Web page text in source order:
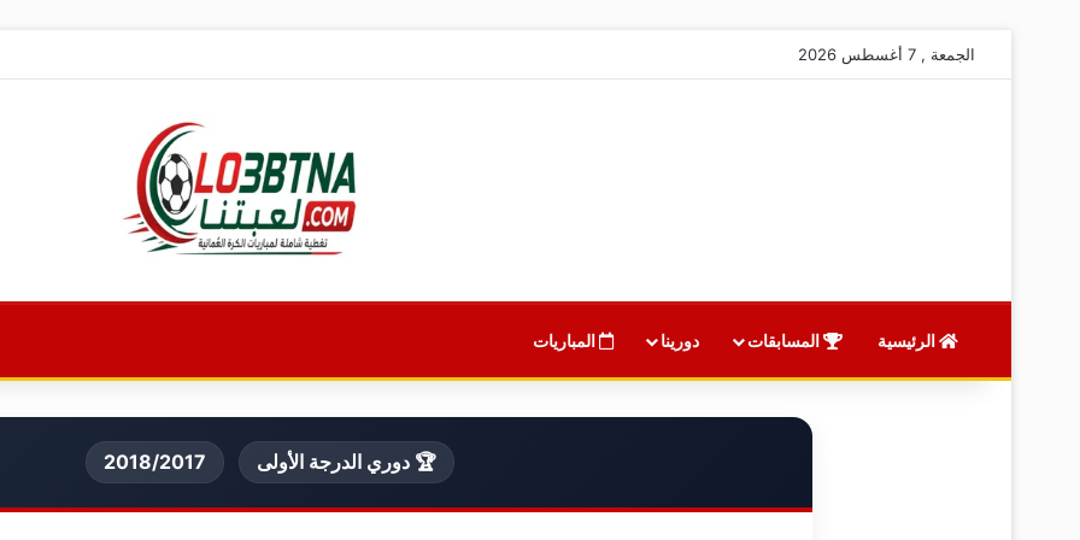
الجمعة , 7 أغسطس 2026
الرئيسية المسابقات دورينا المباريات
🏆 دوري الدرجة الأولى 2018/2017